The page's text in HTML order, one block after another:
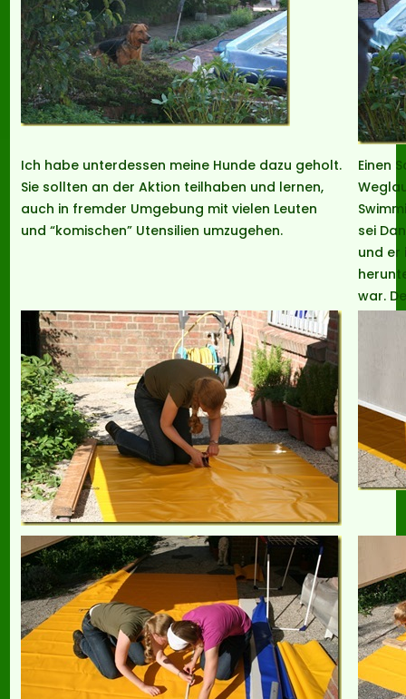
Ich habe unterdessen meine Hunde dazu geholt.
Sie sollten an der Aktion teilhaben und lernen,
auch in fremder Umgebung mit vielen Leuten
und “komischen” Utensilien umzugehen.
Einen
sei
und er
war.